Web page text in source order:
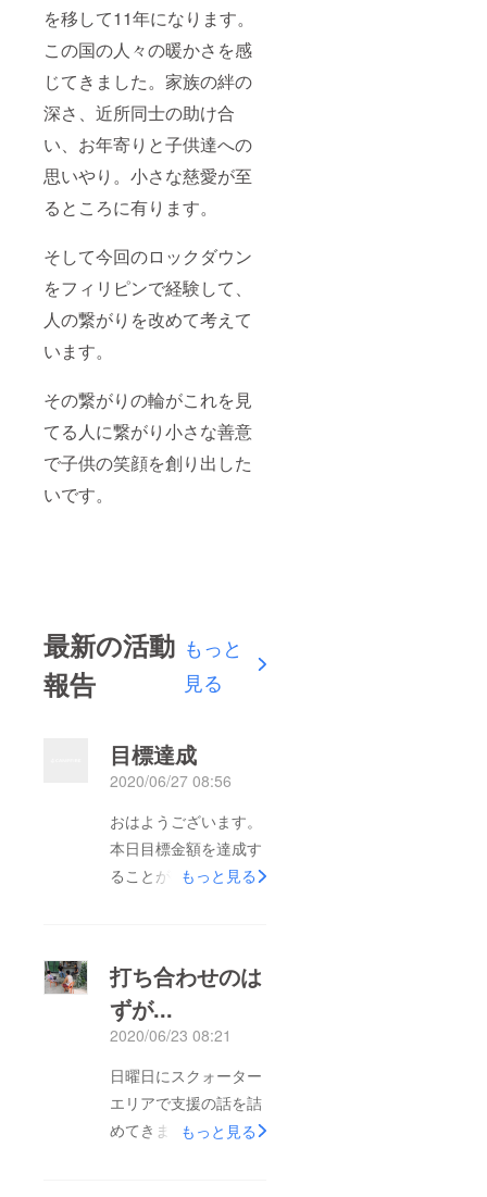
を移して11年になります。
この国の人々の暖かさを感
じてきました。家族の絆の
深さ、近所同士の助け合
い、お年寄りと子供達への
思いやり。小さな慈愛が至
るところに有ります。
そして今回のロックダウン
をフィリピンで経験して、
人の繋がりを改めて考えて
います。
その繋がりの輪がこれを見
てる人に繋がり小さな善意
で子供の笑顔を創り出した
いです。
最新の活動
報告
もっと
見る
目標達成
2020/06/27 08:56
おはようございます。
本日目標金額を達成す
ることが叶いました。
購入可能と成りまし
た。全て皆様の支援の
おかげです。感動で涙
が出そうなのと、嬉し
くて微笑んでしまう感
情が交互に押し寄せて
来ます。学校の卒業式
もっと見る
打ち合わせのは
ずが...
2020/06/23 08:21
日曜日にスクォーター
エリアで支援の話を詰
めてきました。2人の
もっと見る